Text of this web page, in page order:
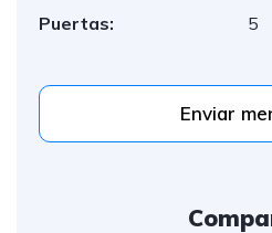
Puertas:
5
Enviar